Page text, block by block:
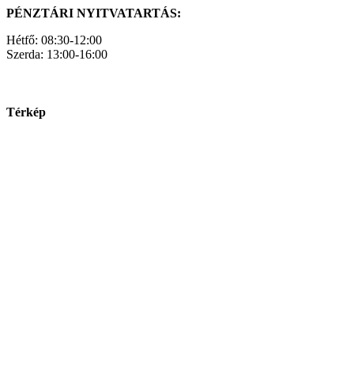
PÉNZTÁRI NYITVATARTÁS:
Hétfő: 08:30-12:00
Szerda: 13:00-16:00
Térkép